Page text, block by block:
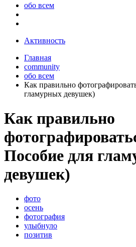
обо всем
Активность
Главная
community
обо всем
Как правильно
гламурных девушек)
Как правильно
Пособие для
девушек)
фото
осень
фотография
улыбнуло
позитив